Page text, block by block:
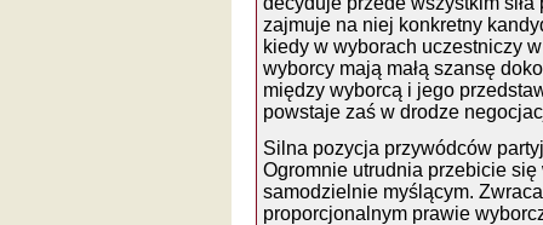
zajmuje na niej konkretny
kiedy w wyborach uczestniczy
wyborcy mają małą szansę
między wyborcą i jego
powstaje zaś w drodze
Silna pozycja przywódców
Ogromnie utrudnia przebicie
samodzielnie myślącym.
proporcjonalnym prawie